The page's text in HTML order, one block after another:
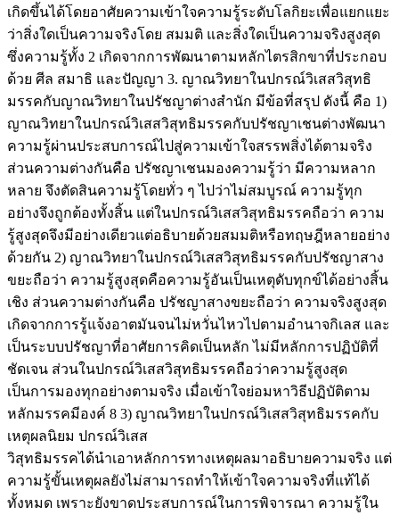
เกิดขึ้นได้โดยอาศัยความเข้าใจความรู้ระดับโลกิยะเพื่อแยกแยะ
ว่าสิ่งใดเป็นความจริงโดย สมมติ และสิ่งใดเป็นความจริงสูงสุด
ซึ่งความรู้ทั้ง 2 เกิดจากการพัฒนาตามหลักไตรสิกขาที่ประกอบ
ด้วย ศีล สมาธิ และปัญญา 3. ญาณวิทยาในปกรณ์วิเสสวิสุทธิ
มรรคกับญาณวิทยาในปรัชญาต่างสํานัก มีข้อที่สรุป ดังนี้ คือ 1)
ญาณวิทยาในปกรณ์วิเสสวิสุทธิมรรคกับปรัชญาเชนต่างพัฒนา
ความรู้ผ่านประสบการณ์ไปสู่ความเข้าใจสรรพสิ่งได้ตามจริง
ส่วนความต่างกันคือ ปรัชญาเชนมองความรู้ว่า มีความหลาก
หลาย จึงตัดสินความรู้โดยทั่ว ๆ ไปว่าไม่สมบูรณ์ ความรู้ทุก
อย่างจึงถูกต้องทั้งสิ้น แต่ในปกรณ์วิเสสวิสุทธิมรรคถือว่า ความ
รู้สูงสุดจึงมีอย่างเดียวแต่อธิบายด้วยสมมติหรือทฤษฎีหลายอย่าง
ด้วยกัน 2) ญาณวิทยาในปกรณ์วิเสสวิสุทธิมรรคกับปรัชญาสาง
ขยะถือว่า ความรู้สูงสุดคือความรู้อันเป็นเหตุดับทุกข์ได้อย่างสิ้น
เชิง ส่วนความต่างกันคือ ปรัชญาสางขยะถือว่า ความจริงสูงสุด
เกิดจากการรู้แจ้งอาตมันจนไม่หวั่นไหวไปตามอํานาจกิเลส และ
เป็นระบบปรัชญาที่อาศัยการคิดเป็นหลัก ไม่มีหลักการปฏิบัติที่
ชัดเจน ส่วนในปกรณ์วิเสสวิสุทธิมรรคถือว่าความรู้สูงสุด
เป็นการมองทุกอย่างตามจริง เมื่อเข้าใจย่อมหาวิธีปฏิบัติตาม
หลักมรรคมีองค์ 8 3) ญาณวิทยาในปกรณ์วิเสสวิสุทธิมรรคกับ
เหตุผลนิยม ปกรณ์วิเสส
วิสุทธิมรรคได้นําเอาหลักการทางเหตุผลมาอธิบายความจริง แต่
ความรู้ขั้นเหตุผลยังไม่สามารถทําให้เข้าใจความจริงที่แท้ได้
ทั้งหมด เพราะยังขาดประสบการณ์ในการพิจารณา ความรู้ใน